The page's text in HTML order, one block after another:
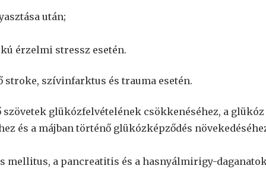
után;
érzelmi stressz esetén.
szívinfarktus és trauma esetén.
glükózfelvételének csökkenéséhez, a glükóz
és a májban történő glükózképződés
mellitus, a pancreatitis és a hasnyálmirigy-